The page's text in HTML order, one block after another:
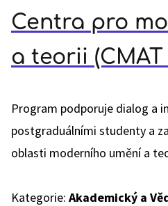
Centra pro
a teorii (CMAT
Program podporuje dialog a
postgraduálními studenty a
oblasti moderního umění a
Kategorie: Akademický a